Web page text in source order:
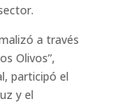
a través
Olivos”,
participó el
y el